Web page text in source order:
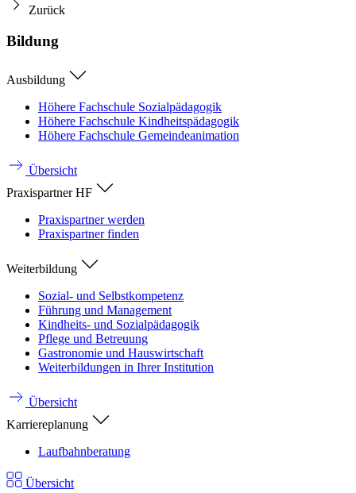
Zurück
Bildung
Ausbildung
Höhere Fachschule Sozialpädagogik
Höhere Fachschule Kindheitspädagogik
Höhere Fachschule Gemeindeanimation
Übersicht
Praxispartner HF
Praxispartner werden
Praxispartner finden
Weiterbildung
Sozial- und Selbstkompetenz
Führung und Management
Kindheits- und Sozialpädagogik
Pflege und Betreuung
Gastronomie und Hauswirtschaft
Weiterbildungen in Ihrer Institution
Übersicht
Karriereplanung
Laufbahnberatung
Übersicht